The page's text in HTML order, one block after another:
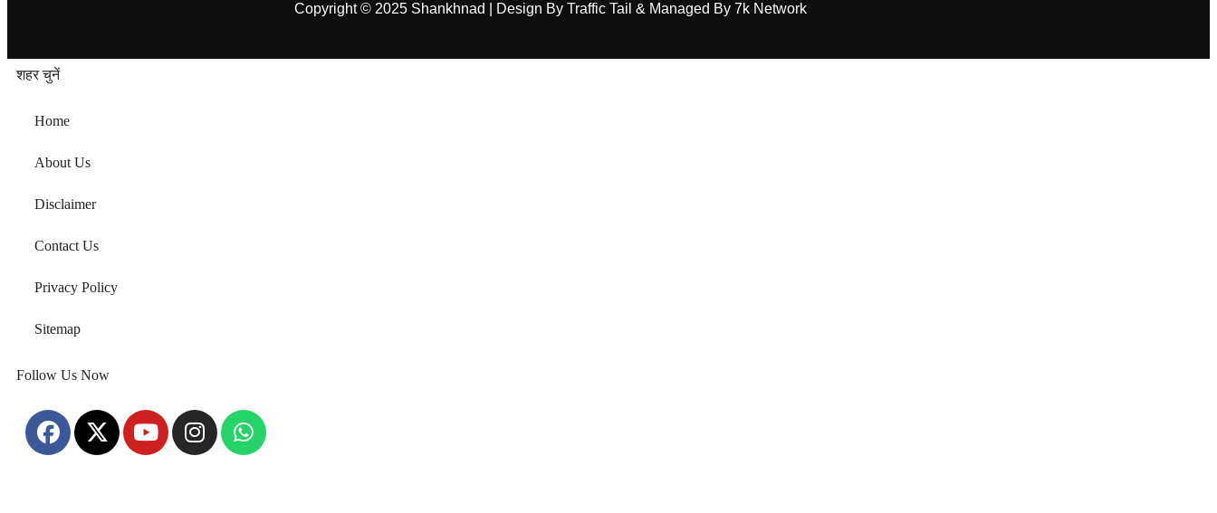
Copyright © 2025 Shankhnad | Design By Traffic Tail & Managed By 7k Network
शहर चुनें
Home
About Us
Disclaimer
Contact Us
Privacy Policy
Sitemap
Follow Us Now